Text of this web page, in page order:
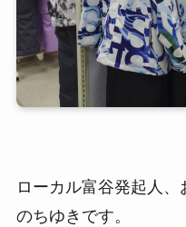
ローカル富谷発起人
のちゆきです。